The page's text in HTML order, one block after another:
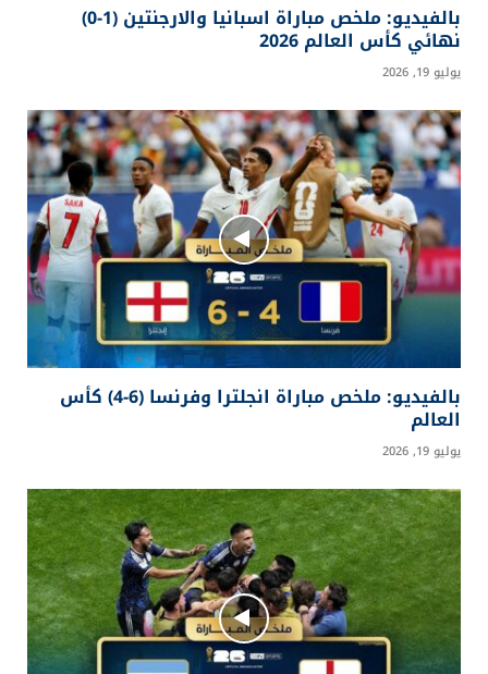
بالفيديو: ملخص مباراة اسبانيا والارجنتين (1-0)
نهائي كأس العالم 2026
يوليو 19, 2026
بالفيديو: ملخص مباراة انجلترا وفرنسا (6-4) كأس
العالم
يوليو 19, 2026